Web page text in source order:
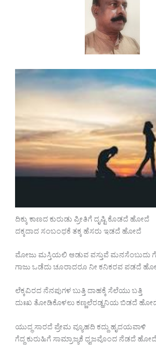
ದಿಕ್ಕು ಕಾಣದ ಕುರುಡು ಪ್ರೀತಿಗೆ ದೃಷ್ಟಿ ಕೊಡದೆ ಹೋದೆ
ದಕ್ಕದಾದ ಸಂಬಂಧಕೆ ತಕ್ಕ ಹೆಸರು ಇಡದೆ ಹೋದೆ
ಮೋಜು ಮಸ್ತಿಯಲಿ ಆಡುವ ವಸ್ತುವೆ ಮನಸೆಂಬುದು
ಗಾಜು ಒಡೆದು ಚೂರಾದರೂ ನೀ ಕನಿಕರವ ಪಡದೆ
ಲೆಕ್ಕವಿರದ ನೆನಪುಗಳ ಬುತ್ತಿ ದಾಹಕ್ಕೆ ಸೆಲೆಯು ಬತ್ತಿ
ದುಃಖ ತೋಡಿಕೊಳಲು ಕಣ್ಣಲೆರಡ್ಹನಿಯ ಬಿಡದೆ
ಯುದ್ಧ ಸಾರದೆ ಪ್ರೇಮ ವ್ಯೂಹದಿ ಕದ್ದು ಹೃದಯವಾಳಿ
ಗೆದ್ದ ಕುರುಹಿಗೆ ಸಾಮ್ರಾಜ್ಯಕೆ ಧ್ವಜವೊಂದ ನೆಡದೆ ಹೋದೆ